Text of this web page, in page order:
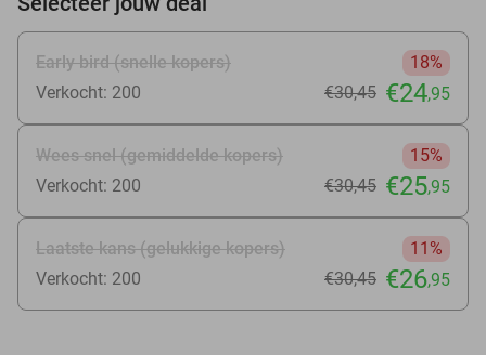
Early bird (snelle kopers)
18%
Verkocht: 200
€30,45 €24,95
Wees snel (gemiddelde kopers)
15%
Verkocht: 200
€30,45 €25,95
Laatste kans (gelukkige kopers)
11%
Verkocht: 200
€30,45 €26,95